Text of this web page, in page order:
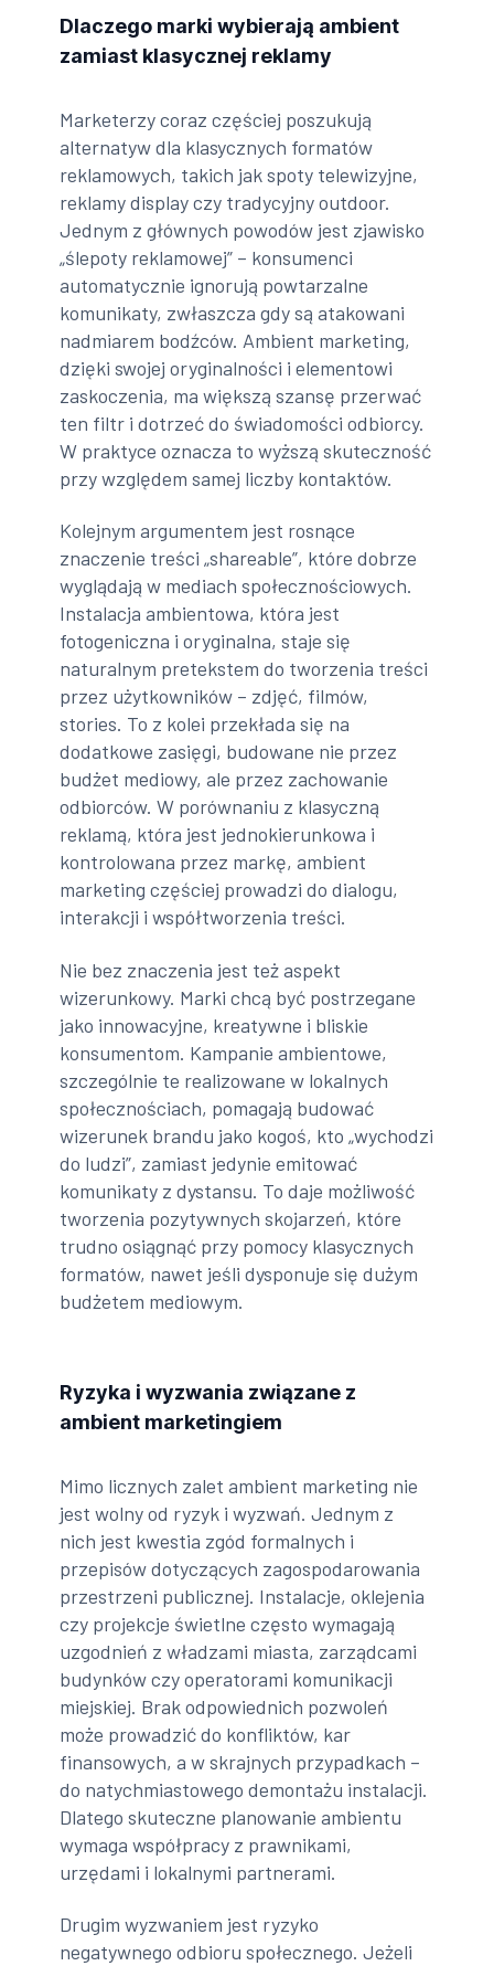
Dlaczego marki wybierają ambient
zamiast klasycznej reklamy
Marketerzy coraz częściej poszukują
alternatyw dla klasycznych formatów
reklamowych, takich jak spoty telewizyjne,
reklamy display czy tradycyjny outdoor.
Jednym z głównych powodów jest zjawisko
„ślepoty reklamowej” – konsumenci
automatycznie ignorują powtarzalne
komunikaty, zwłaszcza gdy są atakowani
nadmiarem bodźców. Ambient marketing,
dzięki swojej oryginalności i elementowi
zaskoczenia, ma większą szansę przerwać
ten filtr i dotrzeć do świadomości odbiorcy.
W praktyce oznacza to wyższą skuteczność
przy względem samej liczby kontaktów.
Kolejnym argumentem jest rosnące
znaczenie treści „shareable”, które dobrze
wyglądają w mediach społecznościowych.
Instalacja ambientowa, która jest
fotogeniczna i oryginalna, staje się
naturalnym pretekstem do tworzenia treści
przez użytkowników – zdjęć, filmów,
stories. To z kolei przekłada się na
dodatkowe zasięgi, budowane nie przez
budżet mediowy, ale przez zachowanie
odbiorców. W porównaniu z klasyczną
reklamą, która jest jednokierunkowa i
kontrolowana przez markę, ambient
marketing częściej prowadzi do dialogu,
interakcji i współtworzenia treści.
Nie bez znaczenia jest też aspekt
wizerunkowy. Marki chcą być postrzegane
jako innowacyjne, kreatywne i bliskie
konsumentom. Kampanie ambientowe,
szczególnie te realizowane w lokalnych
społecznościach, pomagają budować
wizerunek brandu jako kogoś, kto „wychodzi
do ludzi”, zamiast jedynie emitować
komunikaty z dystansu. To daje możliwość
tworzenia pozytywnych skojarzeń, które
trudno osiągnąć przy pomocy klasycznych
formatów, nawet jeśli dysponuje się dużym
budżetem mediowym.
Ryzyka i wyzwania związane z
ambient marketingiem
Mimo licznych zalet ambient marketing nie
jest wolny od ryzyk i wyzwań. Jednym z
nich jest kwestia zgód formalnych i
przepisów dotyczących zagospodarowania
przestrzeni publicznej. Instalacje, oklejenia
czy projekcje świetlne często wymagają
uzgodnień z władzami miasta, zarządcami
budynków czy operatorami komunikacji
miejskiej. Brak odpowiednich pozwoleń
może prowadzić do konfliktów, kar
finansowych, a w skrajnych przypadkach –
do natychmiastowego demontażu instalacji.
Dlatego skuteczne planowanie ambientu
wymaga współpracy z prawnikami,
urzędami i lokalnymi partnerami.
Drugim wyzwaniem jest ryzyko
negatywnego odbioru społecznego. Jeżeli